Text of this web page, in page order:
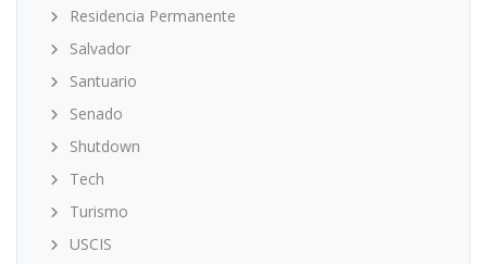
Residencia Permanente
Salvador
Santuario
Senado
Shutdown
Tech
Turismo
USCIS